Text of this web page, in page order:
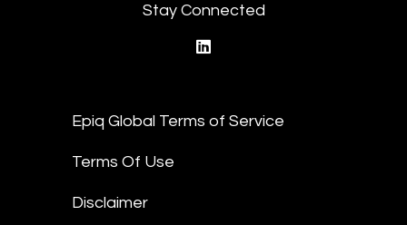
Stay Connected
Epiq Global Terms of Service
Terms Of Use
Disclaimer